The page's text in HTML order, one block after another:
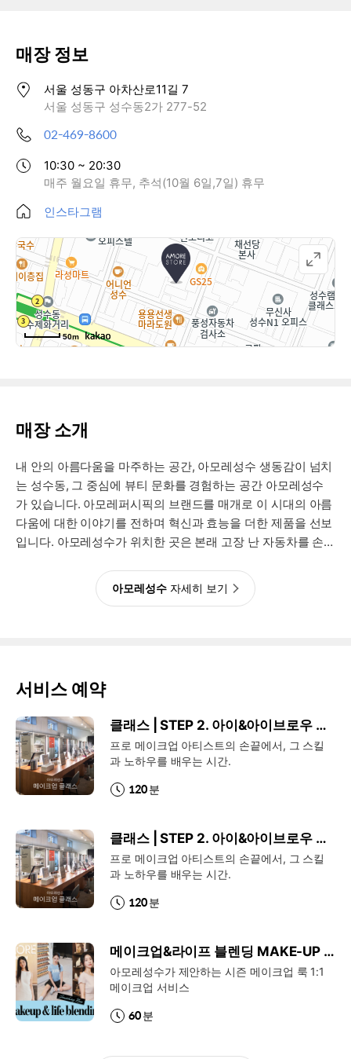
인을찾아야합니다.과연범인은누구일까요?
🕵️크라임씬방탈출:뷰티서바이벌살인사건
픈:26년7월21일~7월27일📅정식오픈:26년
7월28일~10월18일✔1인플레이가능✔2인
플레이가능✔영어버전지원
매장 정보
서울 성동구 아차산로11길 7
서울 성동구 성수동2가 277-52
02-469-8600
10:30 ~ 20:30
매주 월요일 휴무, 추석(10월 6일,7일) 휴무
인스타그램
50m
매장 소개
내 안의 아름다움을 마주하는 공간, 아모레성수 생동감이 넘치
는 성수동, 그 중심에 뷰티 문화를 경험하는 공간 아모레성수
가 있습니다. 아모레퍼시픽의 브랜드를 매개로 이 시대의 아름
다움에 대한 이야기를 전하며 혁신과 효능을 더한 제품을 선보
입니다. 아모레성수가 위치한 곳은 본래 고장 난 자동차를 손
마감된 벽이 예전 그대로 남아 있어 공장 지대였던 성수동의
로컬 분위기가 고스란히 느껴집니다. 과거와 미래가 조화롭게
삶의 기준을 바로 세우는 것. 자기다움을 세상에 드러내는 여
잘 알고 나다운 아름다움을 추구하는 사람들의 이야기가 이곳
에 담겨 있습니다. 새롭게 마주한 아름다움이 당신의 세계를
빛내길 바라며 세상에 존재하는 아름다움을 일깨우는 공간, 아
모레성수입니다.
아모레성수 자세히 보기
서비스 예약
클래스 | STEP 2. 아이&아이브로우 메이크업
프로 메이크업 아티스트의 손끝에서, 그 스킬
과 노하우를 배우는 시간.
120분
클래스 | STEP 2. 아이&아이브로우 메이크업
프로 메이크업 아티스트의 손끝에서, 그 스킬
과 노하우를 배우는 시간.
120분
메이크업&라이프 블렌딩 MAKE-UP SERVICE
아모레성수가 제안하는 시즌 메이크업 룩 1:1
메이크업 서비스
60분